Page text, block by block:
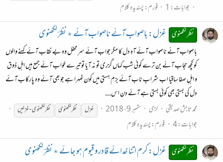
جوابات: 1 فورم:پسندیدہ کلام
نظر لکھنوی غزل: باصواب آئے ناصواب آئے ٭ نظرؔ لکھنوی
باصواب آئے ناصواب آئے آہِ دل کا مگر جواب آئے سرِ محفل وہ بے نقاب آئے کہنے والوں
کو کچھ حجاب آئے بن ترے کوئی شب کہاں گزری تو نہ آیا تو تیرے خواب آئے جمع ہیں اہلِ ذوق
و اہلِ صفا ساقیا اب شرابِ ناب آئے بزمِ ہستی میں کون ٹھہرا ہے جو بھی آئے وہ پارکاب آئے
دل کی بستی بھی کوئی بستی ہے آئے دن اس...
محمد تابش صدیقی
لڑی ستمبر 9، 2018 غزل نظرلکھنوی نظرلکھنوی-غزلیں
جوابات: 4 فورم:پسندیدہ کلام
نظر لکھنوی غزل: کرم اتنا خدائے قادر و قیوم ہو جائے ٭ نظرؔ لکھنوی